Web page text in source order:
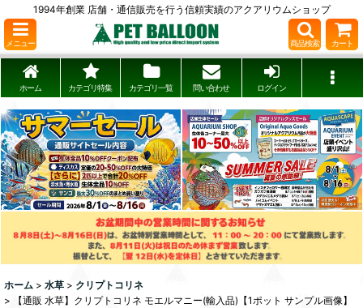
1994年創業 店舗・通信販売を行う信頼実績のアクアリウムショップ
メニュー 商品検索 カート
ホーム カテゴリ特集 カテゴリ一覧 問い合わせ ログイン
ホーム > 水草 > クリプトコリネ
>
【通販 水草】クリプトコリネ モエルマニー(輸入品)【1ポット サンプル画像】